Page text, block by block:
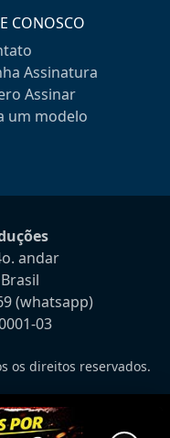
CONOSCO
Assinatura
Assinar
um modelo
andar
(whatsapp)
03
os direitos reservados.